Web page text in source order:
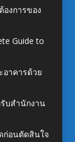
งการของ
Guide to
อาคารด้วย
บสำนักงาน
ก่อนตัดสินใจ